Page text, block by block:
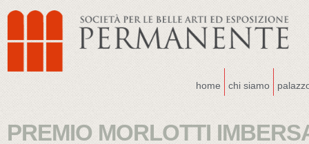
home chi siamo
PREMIO MORLOTTI